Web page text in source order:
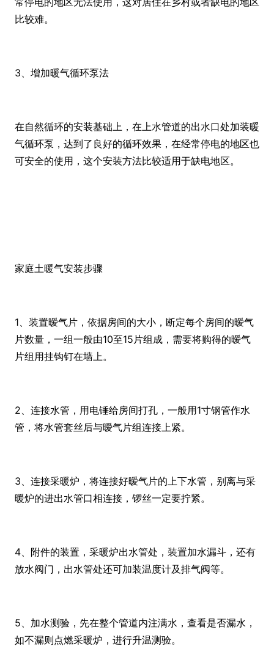
比较难。
3、增加暖气循环泵法
在自然循环的安装基础上，在上水管道的出水口处加装暖
气循环泵，达到了良好的循环效果，在经常停电的地区也
可安全的使用，这个安装方法比较适用于缺电地区。
家庭土暖气安装步骤
1、装置暧气片，依据房间的大小，断定每个房间的暧气
片数量，一组一般由10至15片组成，需要将购得的暧气
片组用挂钩钉在墙上。
2、连接水管，用电锤给房间打孔，一般用1寸钢管作水
管，将水管套丝后与暧气片组连接上紧。
3、连接采暖炉，将连接好暧气片的上下水管，别离与采
暖炉的进出水管口相连接，锣丝一定要拧紧。
4、附件的装置，采暖炉出水管处，装置加水漏斗，还有
放水阀门，出水管处还可加装温度计及排气阀等。
5、加水测验，先在整个管道内注满水，查看是否漏水，
如不漏则点燃采暖炉，进行升温测验。